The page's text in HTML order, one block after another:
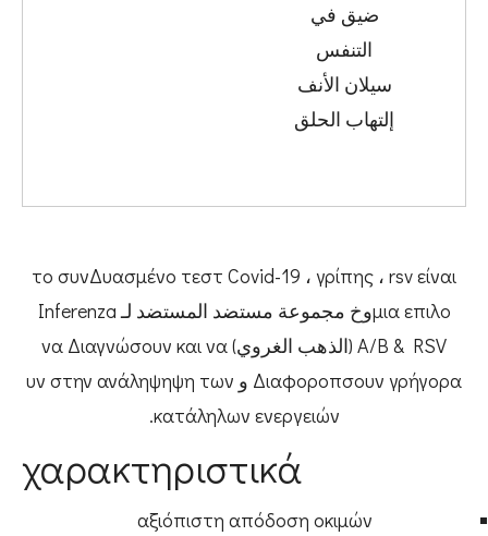
ضيق في
التنفس
سيلان الأنف
إلتهاب الحلق
το συνΔυασμένο τεστ Covid-19 ، γρίπης ، rsv είναι
μια επιλοوخ مجموعة مستضد المستضد لـ Inferenza
A/B & RSV (الذهب الغروي) να Διαγνώσουν και να
Διαφοροπσουν γρήγορα و υν στην ανάληψηψη των
κατάληλων ενεργειών.
χαρακτηριστικά
αξιόπιστη απόδοση οκιμών